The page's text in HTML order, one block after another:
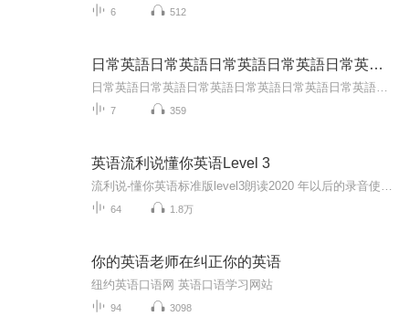
6 512
日常英語日常英語日常英語日常英語日常英語日常英語‘
7 359
英语流利说懂你英语Level 3
64 1.8万
你的英语老师在纠正你的英语
纽约英语口语网 英语口语学习网站
94 3098